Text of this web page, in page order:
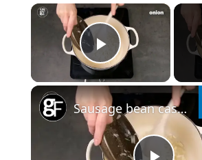
×
PLAY
VIDEO
Sausage bean casserole